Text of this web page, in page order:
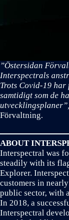
”Östersidan
Interspectrals
Trots Covid-19
samtidigt som de
utvecklingsplaner”,
Förvaltning.
ABOUT
Interspectral was
steadily with its
Explorer.
customers in
public sector, with
In 2018, a
Interspectral